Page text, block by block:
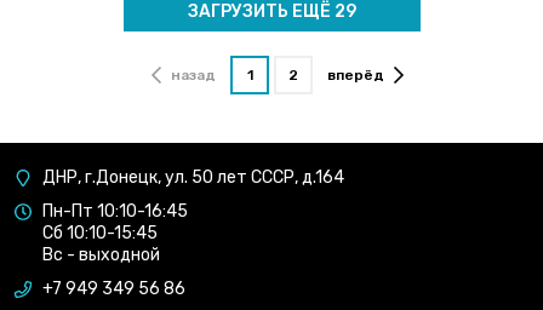
ЗАГРУЗИТЬ ЕЩЁ 29
назад 1 2 вперёд
ДНР, г.Донецк, ул. 50 лет СССР, д.164
Пн-Пт 10:10-16:45
Сб 10:10-15:45
Вс - выходной
+7 949 349 56 86